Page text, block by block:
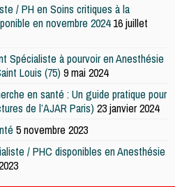
/ PH en Soins critiques à la
en novembre 2024 16 juillet
Spécialiste à pourvoir en Anesthésie
Louis (75) 9 mai 2024
en santé : Un guide pratique pour
de l’AJAR Paris) 23 janvier 2024
5 novembre 2023
/ PHC disponibles en Anesthésie